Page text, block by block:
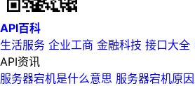
API百科
生活服务 企业工商 金融科技 接口大全
API资讯
服务器宕机是什么意思 服务器宕机原